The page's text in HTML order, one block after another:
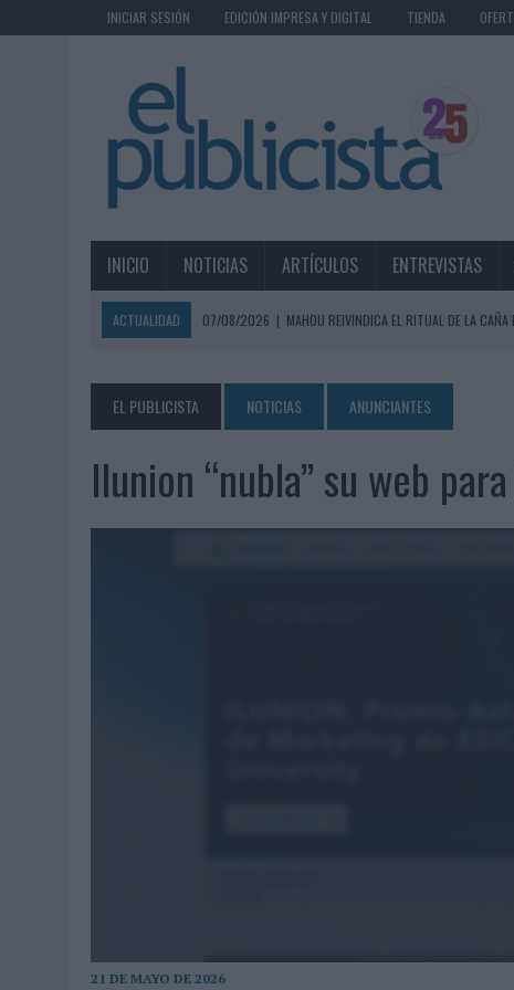
INICIAR SESIÓN EDICIÓN IMPRESA Y DIGITAL TIENDA
INICIO NOTICIAS ARTÍCULOS ENTREVISTAS
ACTUALIDAD 07/08/2026 | MAHOU REIVINDICA EL RITUAL DE LA
07/08/2026 | EL VERANO PONE A PRUEBA LA ESTRATEGIA DIGITAL DE LAS
07/08/2026
VUELING CONVIERTE LOS RECUERDOS EN SOUVENIRS CON IA
07/08/2026 |
CUANDO SE APAGUE EL SOL, EL ECLIPSE DE 2026
04/08/2026 | ‘EL PARAÍSO MÁS CERCA’, DE 22GRADOS PARA LOPESAN
EL PUBLICISTA NOTICIAS ANUNCIANTES
Ilunion “nubla” su web
21 DE MAYO DE 2026